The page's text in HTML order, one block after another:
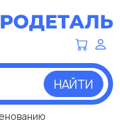
НАЙТИ